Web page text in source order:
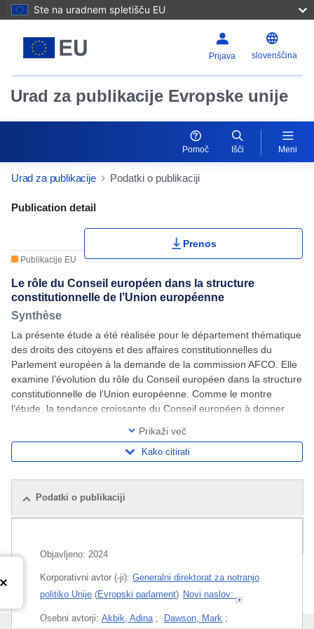
Ste na uradnem spletišču EU
Prijava slovenščina
Urad za publikacije Evropske unije
Pomoč Išči Meni
Urad za publikacije Podatki o publikaciji
Publication Detail Actions Portlet
Publication detail
Publikacije EU
Prenos
Le rôle du Conseil européen dans la structure
constitutionnelle de l’Union européenne
Synthèse
La présente étude a été réalisée pour le département thématique
des droits des citoyens et des affaires constitutionnelles du
Parlement européen à la demande de la commission AFCO. Elle
examine l’évolution du rôle du Conseil européen dans la structure
constitutionnelle de l’Union européenne. Comme le montre
l’étude, la tendance croissante du Conseil européen à donner
Prikaži več
Kako citirati
Podatki o publikaciji
Objavljeno: 2024
Korporativni avtor (-ji): Generalni direktorat za notranjo
politiko Unije (Evropski parlament) Novi naslov:
Osebni avtorji: Akbik, Adina ; Dawson, Mark ;